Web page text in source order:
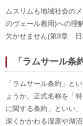
ムスリムも地域社会の
のヴェール着用)への理
欠かせません(第9章
「ラムサール条
「ラムサール条約」と
ょうか。正式名称を「
に関する条約」といい
深くかかわる湿原や湖